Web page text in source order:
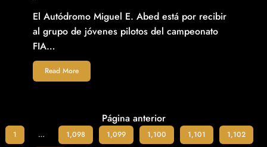
El Autódromo Miguel E. Abed está por recibir
al grupo de jóvenes pilotos del campeonato
FIA…
Read More
Página anterior
1 … 1,098 1,099 1,100 1,101
1,102